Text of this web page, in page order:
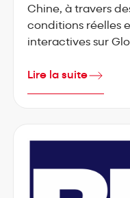
Chine, à travers
conditions réelles
interactives sur
Lire la suite